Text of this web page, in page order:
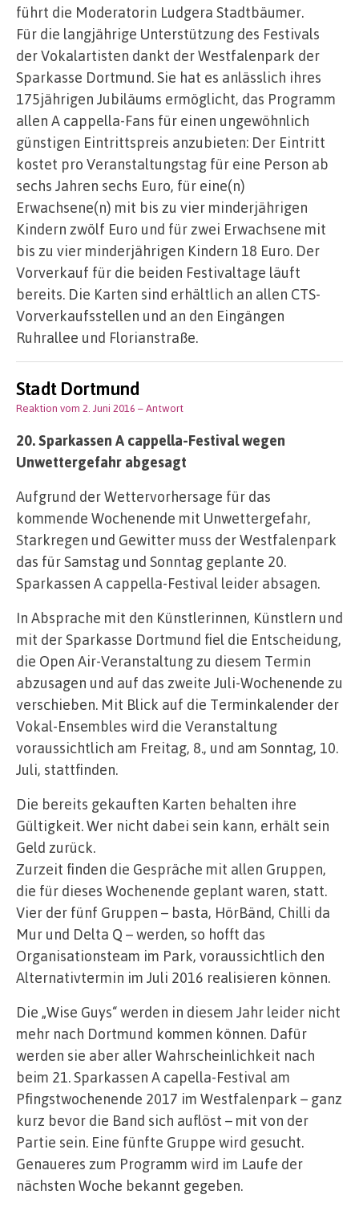
führt die Moderatorin Ludgera Stadtbäumer.
Für die langjährige Unterstützung des Festivals
der Vokalartisten dankt der Westfalenpark der
Sparkasse Dortmund. Sie hat es anlässlich ihres
175jährigen Jubiläums ermöglicht, das Programm
allen A cappella-Fans für einen ungewöhnlich
günstigen Eintrittspreis anzubieten: Der Eintritt
kostet pro Veranstaltungstag für eine Person ab
sechs Jahren sechs Euro, für eine(n)
Erwachsene(n) mit bis zu vier minderjährigen
Kindern zwölf Euro und für zwei Erwachsene mit
bis zu vier minderjährigen Kindern 18 Euro. Der
Vorverkauf für die beiden Festivaltage läuft
bereits. Die Karten sind erhältlich an allen CTS-
Vorverkaufsstellen und an den Eingängen
Ruhrallee und Florianstraße.
Stadt Dortmund
Reaktion vom 2. Juni 2016 – Antwort
20. Sparkassen A cappella-Festival wegen
Unwettergefahr abgesagt
Aufgrund der Wettervorhersage für das
kommende Wochenende mit Unwettergefahr,
Starkregen und Gewitter muss der Westfalenpark
das für Samstag und Sonntag geplante 20.
Sparkassen A cappella-Festival leider absagen.
In Absprache mit den Künstlerinnen, Künstlern und
mit der Sparkasse Dortmund fiel die Entscheidung,
die Open Air-Veranstaltung zu diesem Termin
abzusagen und auf das zweite Juli-Wochenende zu
verschieben. Mit Blick auf die Terminkalender der
Vokal-Ensembles wird die Veranstaltung
voraussichtlich am Freitag, 8., und am Sonntag, 10.
Juli, stattfinden.
Die bereits gekauften Karten behalten ihre
Gültigkeit. Wer nicht dabei sein kann, erhält sein
Geld zurück.
Zurzeit finden die Gespräche mit allen Gruppen,
die für dieses Wochenende geplant waren, statt.
Vier der fünf Gruppen – basta, HörBänd, Chilli da
Mur und Delta Q – werden, so hofft das
Organisationsteam im Park, voraussichtlich den
Alternativtermin im Juli 2016 realisieren können.
Die „Wise Guys“ werden in diesem Jahr leider nicht
mehr nach Dortmund kommen können. Dafür
werden sie aber aller Wahrscheinlichkeit nach
beim 21. Sparkassen A capella-Festival am
Pfingstwochenende 2017 im Westfalenpark – ganz
kurz bevor die Band sich auflöst – mit von der
Partie sein. Eine fünfte Gruppe wird gesucht.
Genaueres zum Programm wird im Laufe der
nächsten Woche bekannt gegeben.